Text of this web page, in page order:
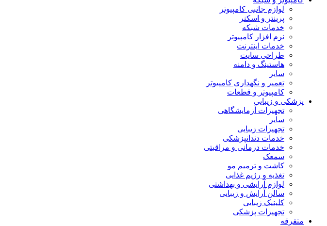
لوازم جانبی کامپیوتر
پرینتر و اسکنر
خدمات شبکه
نرم افزار کامپیوتر
خدمات اینترنت
طراحی سایت
هاستینگ و دامنه
سایر
تعمیر و نگهداری کامپیوتر
کامپیوتر و قطعات
پزشکی و زیبایی
تجهیزات آزمایشگاهی
سایر
تجهیزات زیبایی
خدمات دندانپزشکی
خدمات درمانی و مراقبتی
سمعک
کاشت و ترمیم مو
تغذیه و رژیم غذایی
لوازم آرایشی و بهداشتی
سالن آرایش و زیبایی
کلینیک زیبایی
تجهیزات پزشکی
متفرقه